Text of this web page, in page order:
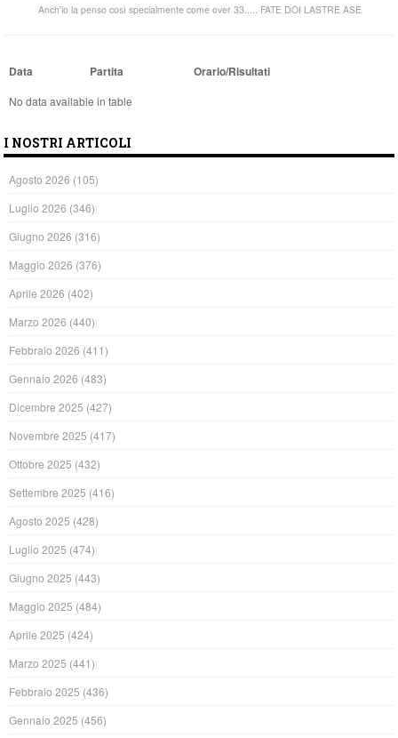
Anch'io la penso così specialmente come over 33..... FATE DOI LASTRE ASE
Data Partita Orario/Risultati
No data available in table
I NOSTRI ARTICOLI
Agosto 2026 (105)
Luglio 2026 (346)
Giugno 2026 (316)
Maggio 2026 (376)
Aprile 2026 (402)
Marzo 2026 (440)
Febbraio 2026 (411)
Gennaio 2026 (483)
Dicembre 2025 (427)
Novembre 2025 (417)
Ottobre 2025 (432)
Settembre 2025 (416)
Agosto 2025 (428)
Luglio 2025 (474)
Giugno 2025 (443)
Maggio 2025 (484)
Aprile 2025 (424)
Marzo 2025 (441)
Febbraio 2025 (436)
Gennaio 2025 (456)